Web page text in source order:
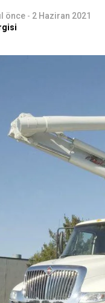
önce - 2 Haziran 2021